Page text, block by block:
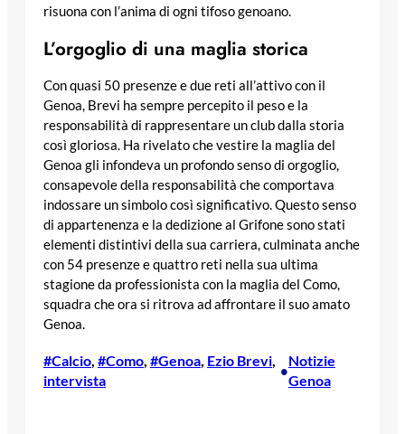
risuona con l’anima di ogni tifoso genoano.
L’orgoglio di una maglia storica
Con quasi 50 presenze e due reti all’attivo con il
Genoa, Brevi ha sempre percepito il peso e la
responsabilità di rappresentare un club dalla storia
così gloriosa. Ha rivelato che vestire la maglia del
Genoa gli infondeva un profondo senso di orgoglio,
consapevole della responsabilità che comportava
indossare un simbolo così significativo. Questo senso
di appartenenza e la dedizione al Grifone sono stati
elementi distintivi della sua carriera, culminata anche
con 54 presenze e quattro reti nella sua ultima
stagione da professionista con la maglia del Como,
squadra che ora si ritrova ad affrontare il suo amato
Genoa.
#Calcio, #Como, #Genoa, Ezio Brevi
intervista
•
Notizie
Genoa